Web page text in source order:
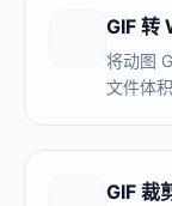
GIF 转
将动图
文件体
GIF 裁